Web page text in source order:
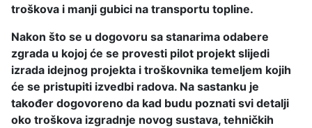
troškova i manji gubici na transportu topline.
Nakon što se u dogovoru sa stanarima odabere
zgrada u kojoj će se provesti pilot projekt slijedi
izrada idejnog projekta i troškovnika temeljem kojih
će se pristupiti izvedbi radova. Na sastanku je
također dogovoreno da kad budu poznati svi detalji
oko troškova izgradnje novog sustava, tehničkih